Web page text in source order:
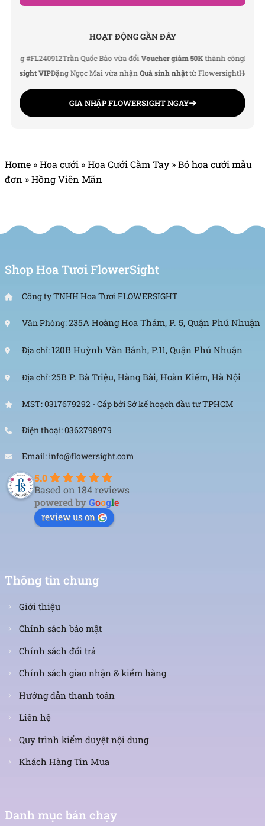
HOẠT ĐỘNG GẦN ĐÂY
Trần Quốc Bảo vừa đổiVoucher giảm 50Kthành côngLê Thu Hà
VIPĐặng Ngọc Mai vừa nhậnQuà sinh nhật từ FlowersightHoàng Đức
GIA NHẬP FLOWERSIGHT NGAY
Home »Hoa cưới »Hoa Cưới Cầm Tay »Bó hoa cưới mẫu
đơn »Hồng Viên Mãn
Shop Hoa Tươi FlowerSight
Công ty TNHH Hoa Tươi FLOWERSIGHT
Văn Phòng:235A Hoàng Hoa Thám, P. 5, Quận Phú Nhuận
Địa chỉ: 120B Huỳnh Văn Bánh, P.11, Quận Phú Nhuận
Địa chỉ:25B P. Bà Triệu, Hàng Bài, Hoàn Kiếm, Hà Nội
MST: 0317679292 - Cấp bởi Sở kế hoạch đầu tư TPHCM
Điện thoại: 0362798979
Email: info@flowersight.com
5.0
Based on 184 reviews
powered byGoogle
review us on
Thông tin chung
Giới thiệu
Chính sách bảo mật
Chính sách đổi trả
Chính sách giao nhận & kiểm hàng
Hướng dẫn thanh toán
Liên hệ
Quy trình kiểm duyệt nội dung
Khách Hàng Tin Mua
Danh mục bán chạy